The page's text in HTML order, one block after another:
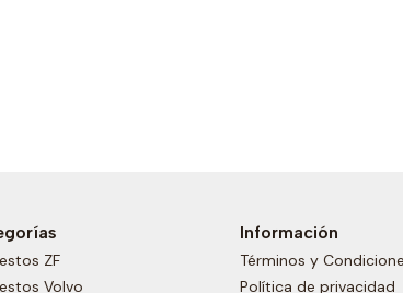
ZF
Volvo
Información
Términos y
Política de privacidad